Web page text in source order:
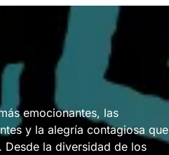
emocionantes, las
y la alegría contagiosa que
Desde la diversidad de los